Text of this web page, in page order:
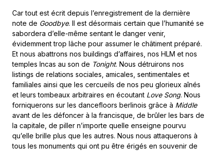
Car tout est écrit depuis l’enregistrement de la dernière
note de Goodbye. Il est désormais certain que l’humanité se
sabordera d’elle-même sentant le danger venir,
évidemment trop lâche pour assumer le châtiment préparé.
Et nous abattrons nos buildings d’affaires, nos HLM et nos
temples Incas au son de Tonight. Nous détruirons nos
listings de relations sociales, amicales, sentimentales et
familiales ainsi que les cercueils de nos peu glorieux aînés
et leurs tombeaux arbitraires en écoutant Love Song. Nous
forniquerons sur les dancefloors berlinois grâce à Middle
avant de les défoncer à la francisque, de brûler les bars de
la capitale, de piller n’importe quelle enseigne pourvu
qu’elle brille plus que les autres. Nous nous attaquerons à
tous les monuments qui ont pu être érigés en souvenir de